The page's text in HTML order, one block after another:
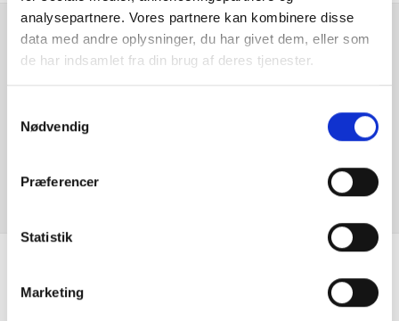
analysepartnere. Vores partnere kan kombinere disse
data med andre oplysninger, du har givet dem, eller som
de har indsamlet fra din brug af deres tjenester.
Nødvendig
Præferencer
Statistik
Marketing
Dæktrykssensor
Digital instrumentering
El indst. førersæde m. memory
Elruder for/bag
Er du interesseret i
denne bil?